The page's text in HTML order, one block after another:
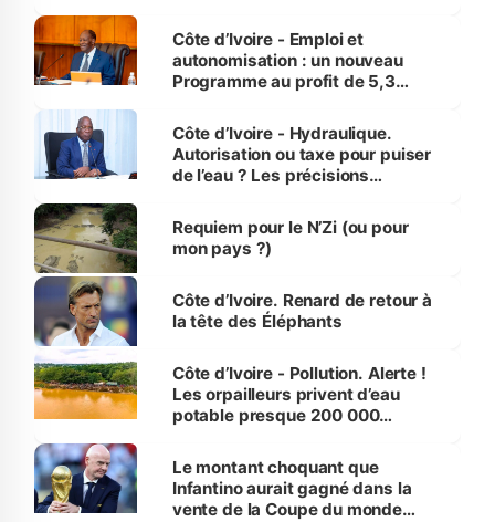
et Yamoussoukro
Côte d’Ivoire - Emploi et
autonomisation : un nouveau
Programme au profit de 5,3
Côte d’Ivoire - Hydraulique.
Autorisation ou taxe pour puiser
de l’eau ? Les précisions
Requiem pour le N’Zi (ou pour
mon pays ?)
Côte d’Ivoire. Renard de retour à
la tête des Éléphants
Côte d’Ivoire - Pollution. Alerte !
Les orpailleurs privent d’eau
potable presque 200 000
Le montant choquant que
Infantino aurait gagné dans la
vente de la Coupe du monde